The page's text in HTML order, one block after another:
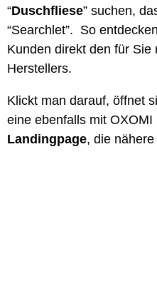
“Duschfliese” suchen,
“Searchlet”. So
Kunden direkt den für
Herstellers.
Klickt man darauf, öffnet
eine ebenfalls mit
Landingpage, die